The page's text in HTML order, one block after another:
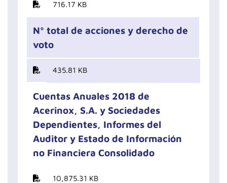
716.17 KB
Nº total de acciones y derecho de
voto
435.81 KB
Cuentas Anuales 2018 de
Acerinox, S.A. y Sociedades
Dependientes, Informes del
Auditor y Estado de Información
no Financiera Consolidado
10,875.31 KB